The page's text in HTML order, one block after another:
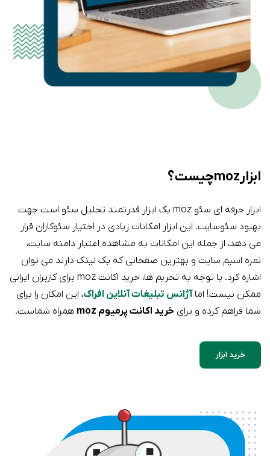
ابزار moz چیست؟
ابزار حرفه ای سئو moz یک ابزار قدرتمند تحلیل سئو است جهت
بهبود سئوسایت. این ابزار امکانات زیادی در اختیار سئوکاران قرار
می دهد، از جمله این امکانات به مشاهده اعتبار دامنه سایت،
نمره اسپم سایت و بهترین صفحاتی که بک لینک دارند می توان
اشاره کرد. با توجه به تحریم ها، خرید اکانت moz برای کاربران ایرانی
ممکن نیست! اماآژانس تبلیغات آنلاین افراک، این امکان را برای
شما فراهم کرده و برای خرید اکانت پرمیوم moz همراه شماست.
خرید ابزار